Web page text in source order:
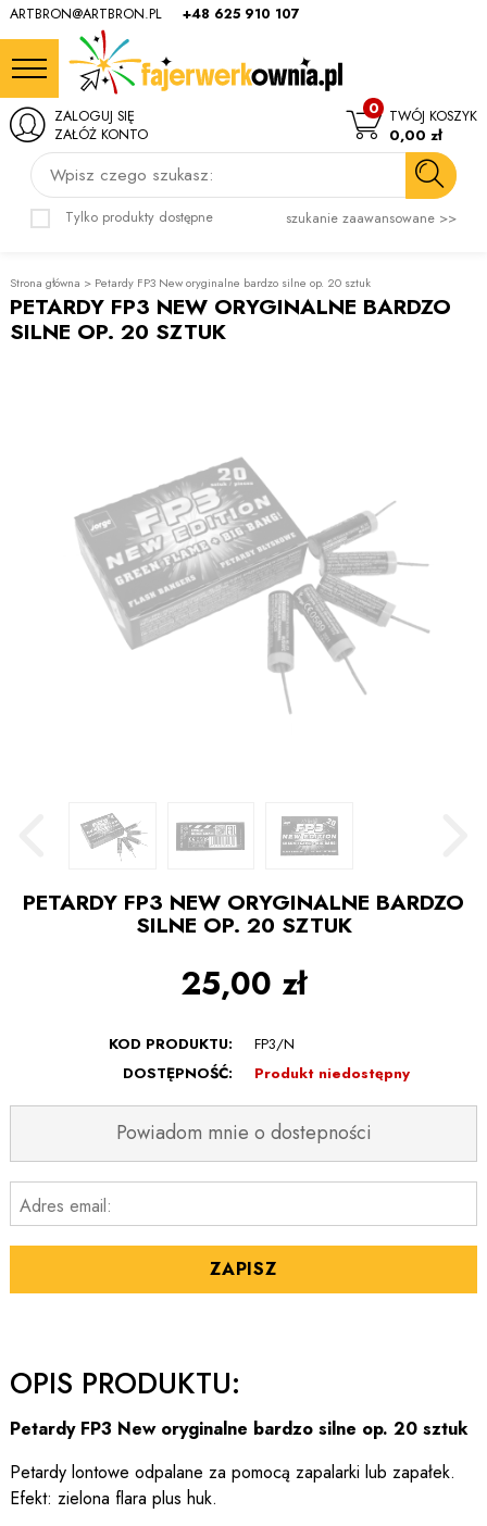
ARTBRON@ARTBRON.PL +48 625 910 107
Wpisz czego szukasz:
Tylko produkty dostępne szukanie zaawansowane >>
ZALOGUJ SIĘ
ZAŁÓŻ KONTO
TWÓJ KOSZYK
0
0,00 zł
Strona główna > Petardy FP3 New oryginalne bardzo silne op. 20 sztuk
PETARDY FP3 NEW ORYGINALNE BARDZO
SILNE OP. 20 SZTUK
PETARDY FP3 NEW ORYGINALNE BARDZO
SILNE OP. 20 SZTUK
25,00 zł
KOD PRODUKTU:
FP3/N
DOSTĘPNOŚĆ:
Produkt niedostępny
Powiadom mnie o dostepności
Adres email:
ZAPISZ
OPIS PRODUKTU:
Petardy FP3 New oryginalne bardzo silne op. 20 sztuk
Petardy lontowe odpalane za pomocą zapalarki lub zapałek.
Efekt: zielona flara plus huk.